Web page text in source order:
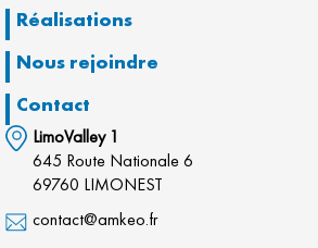
Réalisations
Nous rejoindre
Contact
LimoValley 1
645 Route Nationale 6
69760 LIMONEST
contact@amkeo.fr